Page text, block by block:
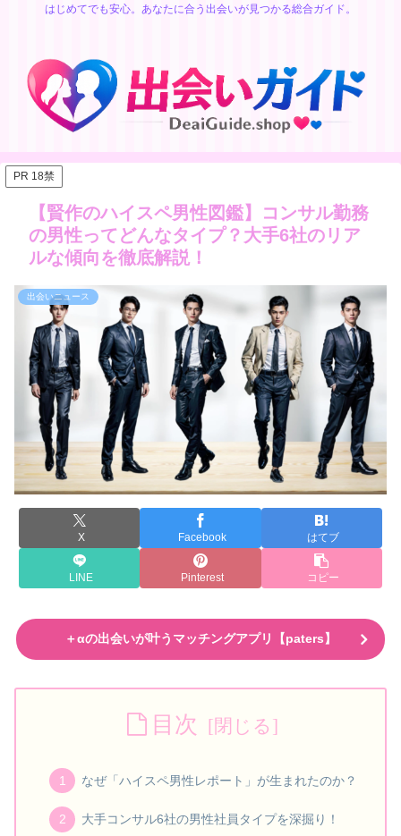
はじめてでも安心。あなたに合う出会いが見つかる総合ガイド。
PR 18禁
【賢作のハイスペ男性図鑑】コンサル勤務
の男性ってどんなタイプ？大手6社のリア
ルな傾向を徹底解説！
出会いニュース
X Facebook はてブ
LINE Pinterest コピー
＋αの出会いが叶うマッチングアプリ【paters】
目次
なぜ「ハイスペ男性レポート」が生まれたのか？
大手コンサル6社の男性社員タイプを深掘り！